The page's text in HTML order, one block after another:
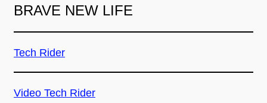
BRAVE NEW LIFE
Tech Rider
Video Tech Rider